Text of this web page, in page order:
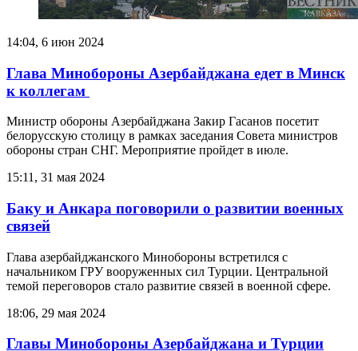
14:04, 6 июн 2024
Глава Минобороны Азербайджана едет в Минск
к коллегам
Министр обороны Азербайджана Закир Гасанов посетит
белорусскую столицу в рамках заседания Совета министров
обороны стран СНГ. Мероприятие пройдет в июле.
15:11, 31 мая 2024
Баку и Анкара поговорили о развитии военных
связей
Глава азербайджанского Минобороны встретился с
начальником ГРУ вооруженных сил Турции. Центральной
темой переговоров стало развитие связей в военной сфере.
18:06, 29 мая 2024
Главы Минобороны Азербайджана и Турции